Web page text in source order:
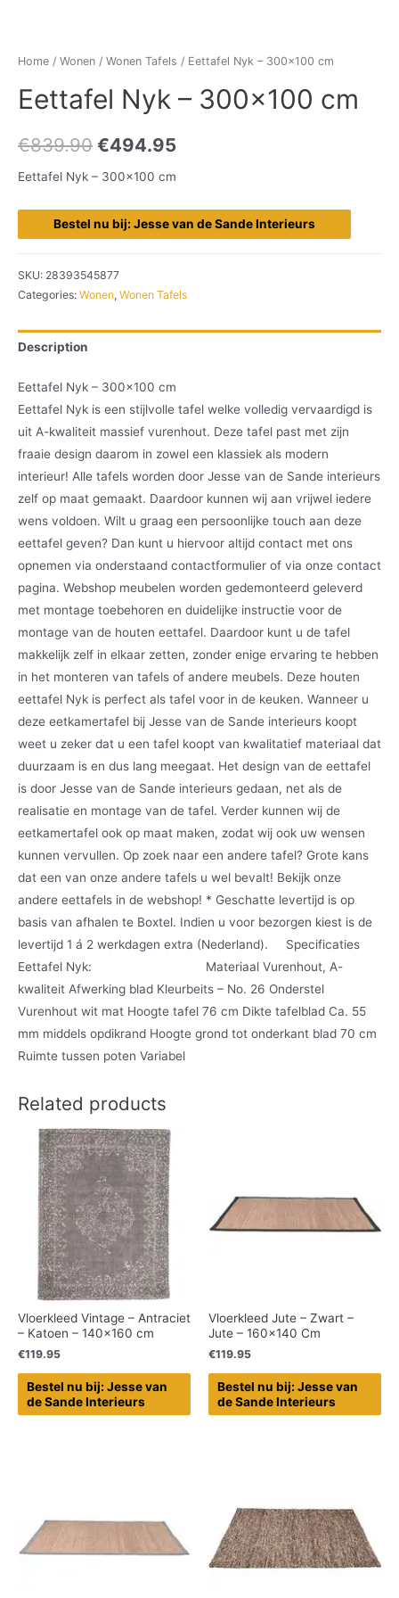
Home / Wonen / Wonen Tafels / Eettafel Nyk – 300×100 cm
Eettafel Nyk – 300×100 cm
€839.90 €494.95
Eettafel Nyk – 300×100 cm
Bestel nu bij: Jesse van de Sande Interieurs
SKU: 28393545877
Categories: Wonen, Wonen Tafels
Description
Eettafel Nyk – 300×100 cm
Eettafel Nyk is een stijlvolle tafel welke volledig vervaardigd is
uit A-kwaliteit massief vurenhout. Deze tafel past met zijn
fraaie design daarom in zowel een klassiek als modern
interieur! Alle tafels worden door Jesse van de Sande interieurs
zelf op maat gemaakt. Daardoor kunnen wij aan vrijwel iedere
wens voldoen. Wilt u graag een persoonlijke touch aan deze
eettafel geven? Dan kunt u hiervoor altijd contact met ons
opnemen via onderstaand contactformulier of via onze contact
pagina. Webshop meubelen worden gedemonteerd geleverd
met montage toebehoren en duidelijke instructie voor de
montage van de houten eettafel. Daardoor kunt u de tafel
makkelijk zelf in elkaar zetten, zonder enige ervaring te hebben
in het monteren van tafels of andere meubels. Deze houten
eettafel Nyk is perfect als tafel voor in de keuken. Wanneer u
deze eetkamertafel bij Jesse van de Sande interieurs koopt
weet u zeker dat u een tafel koopt van kwalitatief materiaal dat
duurzaam is en dus lang meegaat. Het design van de eettafel
is door Jesse van de Sande interieurs gedaan, net als de
realisatie en montage van de tafel. Verder kunnen wij de
eetkamertafel ook op maat maken, zodat wij ook uw wensen
kunnen vervullen. Op zoek naar een andere tafel? Grote kans
dat een van onze andere tafels u wel bevalt! Bekijk onze
andere eettafels in de webshop! * Geschatte levertijd is op
basis van afhalen te Boxtel. Indien u voor bezorgen kiest is de
levertijd 1 á 2 werkdagen extra (Nederland). Specificaties
Eettafel Nyk: Materiaal Vurenhout, A-
kwaliteit Afwerking blad Kleurbeits – No. 26 Onderstel
Vurenhout wit mat Hoogte tafel 76 cm Dikte tafelblad Ca. 55
mm middels opdikrand Hoogte grond tot onderkant blad 70 cm
Ruimte tussen poten Variabel
Related products
Vloerkleed Vintage – Antraciet
– Katoen – 140×160 cm
€119.95
Bestel nu bij: Jesse van
de Sande Interieurs
Vloerkleed Jute – Zwart –
Jute – 160×140 Cm
€119.95
Bestel nu bij: Jesse van
de Sande Interieurs